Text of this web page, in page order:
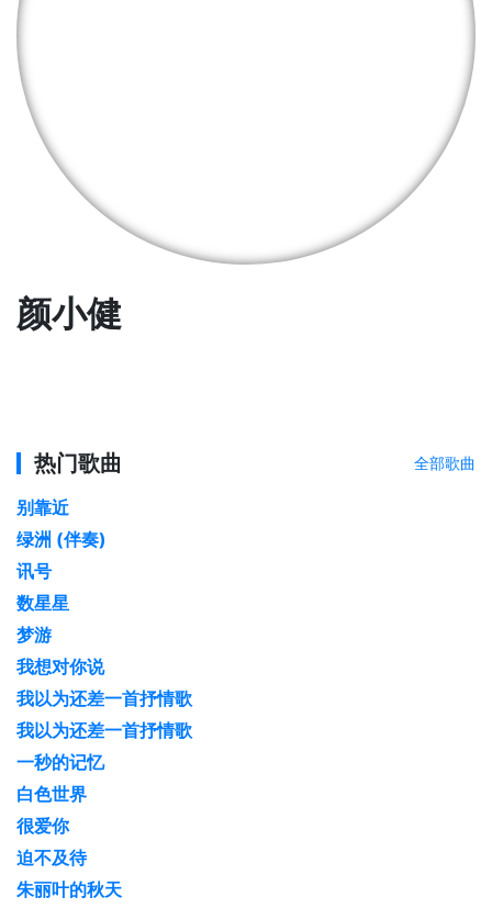
颜小健
热门歌曲 全部歌曲
别靠近
绿洲 (伴奏)
讯号
数星星
梦游
我想对你说
我以为还差一首抒情歌
我以为还差一首抒情歌
一秒的记忆
白色世界
很爱你
迫不及待
朱丽叶的秋天